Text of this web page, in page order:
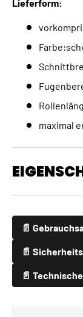
Lieferform:
maximal
📄
📄
📄